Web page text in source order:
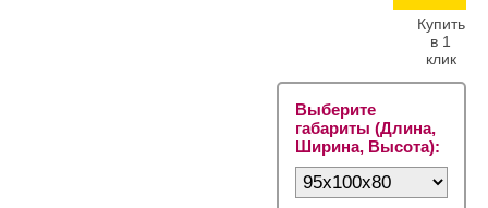
Купить
в 1
клик
Выберите
габариты (Длина,
Ширина, Высота):